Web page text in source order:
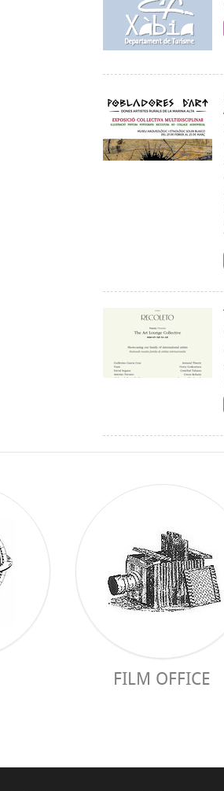
FILM OFFICE